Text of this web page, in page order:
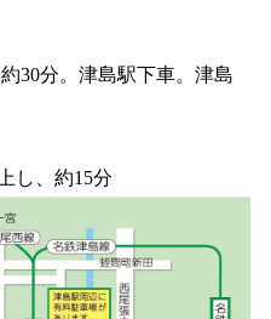
30分。津島駅下車。津島
し、約15分